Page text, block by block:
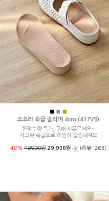
■ ■ ■
소프라 속굽 슬리퍼 4cm (417V9)
한정수량 특가, 구매 서두르세요~
시크릿 속굽으로 라인이 슬림해져요
40%49900원 29,900원 (리뷰: 263)